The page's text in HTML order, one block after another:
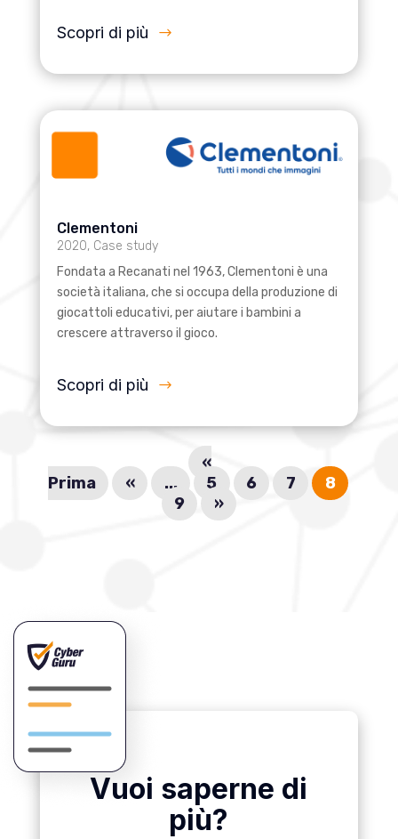
Scopri di più
Clementoni
2020, Case study
Fondata a Recanati nel 1963, Clementoni è una
società italiana, che si occupa della produzione di
giocattoli educativi, per aiutare i bambini a
crescere attraverso il gioco.
Scopri di più
«
Prima
« ... 5 6 7
8
9
»
Vuoi saperne di
più?